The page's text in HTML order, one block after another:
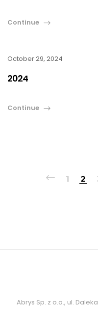
Continue
October 29, 2024
2024
Continue
1 2
Abrys Sp. z o.o., ul.